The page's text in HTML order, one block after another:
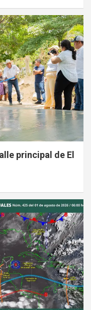
principal de El